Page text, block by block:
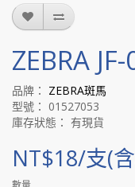
ZEBRA
品牌： ZEBRA斑馬
型號： 01527053
庫存狀態： 有現貨
NT$18/支(